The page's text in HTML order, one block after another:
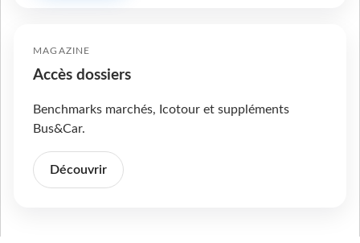
MAGAZINE
Accès dossiers
Benchmarks marchés, Icotour et suppléments
Bus&Car.
Découvrir